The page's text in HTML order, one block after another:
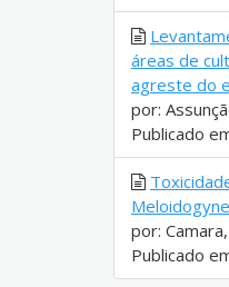
áreas de
agreste do
por:
Publicado
por:
Publicado